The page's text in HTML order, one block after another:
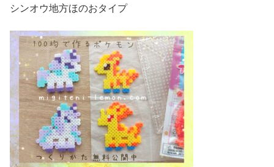
シンオウ地方ほのおタイプ